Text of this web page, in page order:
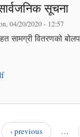
सूचना
04/20/2020 - 12:57
सामग्री वितरणको
‹ previous …